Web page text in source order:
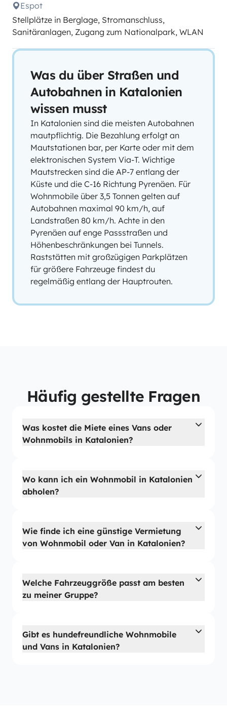
Espot
Stellplätze in Berglage, Stromanschluss,
Sanitäranlagen, Zugang zum Nationalpark, WLAN
Was du über Straßen und
Autobahnen in Katalonien
wissen musst
In Katalonien sind die meisten Autobahnen
mautpflichtig. Die Bezahlung erfolgt an
Mautstationen bar, per Karte oder mit dem
elektronischen System Via-T. Wichtige
Mautstrecken sind die AP-7 entlang der
Küste und die C-16 Richtung Pyrenäen. Für
Wohnmobile über 3,5 Tonnen gelten auf
Autobahnen maximal 90 km/h, auf
Landstraßen 80 km/h. Achte in den
Pyrenäen auf enge Passstraßen und
Höhenbeschränkungen bei Tunnels.
Raststätten mit großzügigen Parkplätzen
für größere Fahrzeuge findest du
regelmäßig entlang der Hauptrouten.
Häufig gestellte Fragen
Was kostet die Miete eines Vans oder
Wohnmobils in Katalonien?
Wo kann ich ein Wohnmobil in Katalonien
abholen?
Wie finde ich eine günstige Vermietung
von Wohnmobil oder Van in Katalonien?
Welche Fahrzeuggröße passt am besten
zu meiner Gruppe?
Gibt es hundefreundliche Wohnmobile
und Vans in Katalonien?